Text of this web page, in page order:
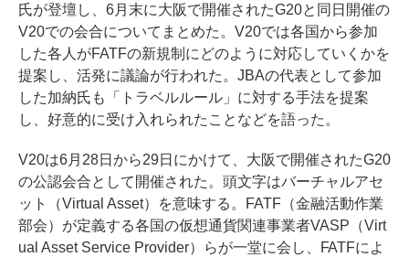
氏が登壇し、6月末に大阪で開催されたG20と同日開催の
V20での会合についてまとめた。V20では各国から参加
した各人がFATFの新規制にどのように対応していくかを
提案し、活発に議論が行われた。JBAの代表として参加
した加納氏も「トラベルルール」に対する手法を提案
し、好意的に受け入れられたことなどを語った。
V20は6月28日から29日にかけて、大阪で開催されたG20
の公認会合として開催された。頭文字はバーチャルアセ
ット（Virtual Asset）を意味する。FATF（金融活動作業
部会）が定義する各国の仮想通貨関連事業者VASP（Virt
ual Asset Service Provider）らが一堂に会し、FATFによ